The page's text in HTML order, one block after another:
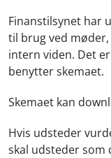
Finanstilsynet har
til brug ved
intern viden. Det
benytter skemaet.
Skemaet kan
Hvis udsteder
skal udsteder som